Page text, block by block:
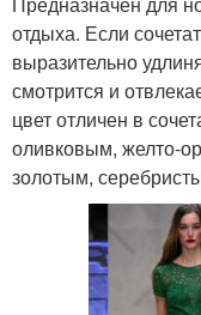
отдыха. Если
выразительно
смотрится и
цвет отличен в
оливковым, желто-
золотым,